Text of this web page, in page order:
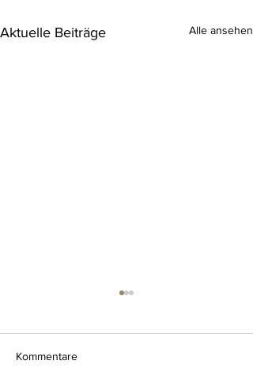
Aktuelle Beiträge Alle ansehen
Kommentare